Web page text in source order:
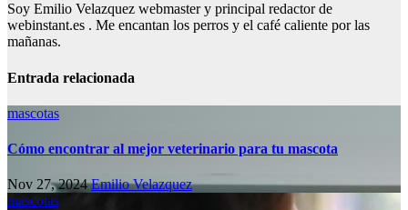
Soy Emilio Velazquez webmaster y principal redactor de
webinstant.es . Me encantan los perros y el café caliente por las
mañanas.
Entrada relacionada
mascotas
Cómo encontrar al mejor veterinario para tu mascota
Nov 27, 2024Emilio Velazquez
mascotas